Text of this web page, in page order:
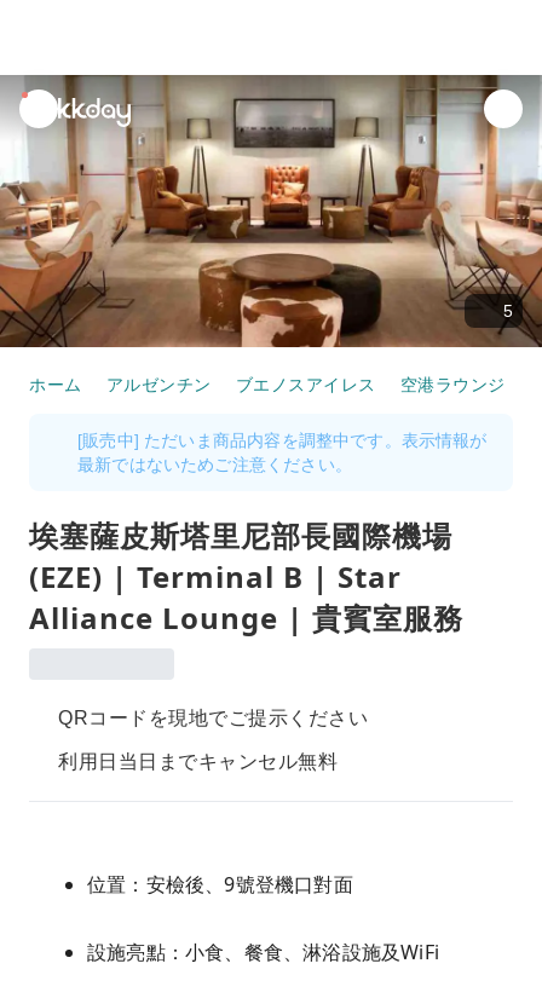
unread
notifications
5
ホーム アルゼンチン ブエノスアイレス 空港ラウンジ・
[販売中] ただいま商品内容を調整中です。表示情報が
最新ではないためご注意ください。
埃塞薩皮斯塔里尼部長國際機場
(EZE) | Terminal B | Star
Alliance Lounge | 貴賓室服務
QRコードを現地でご提示ください
利用日当日までキャンセル無料
位置：安檢後、9號登機口對面
設施亮點：小食、餐食、淋浴設施及WiFi